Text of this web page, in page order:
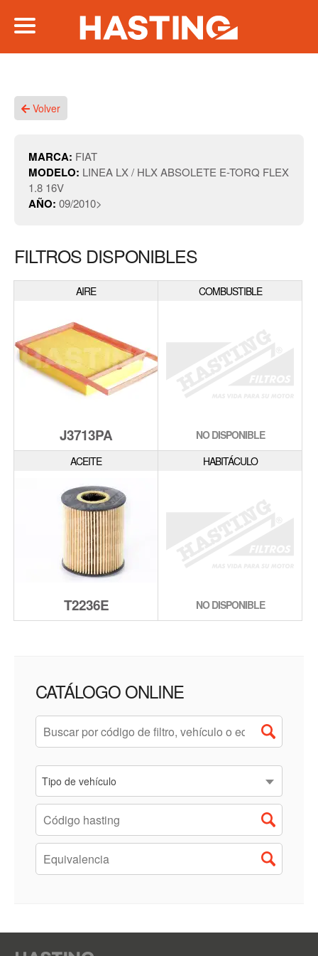
Volver
MARCA: FIAT
MODELO: LINEA LX / HLX ABSOLETE E-TORQ FLEX
1.8 16V
AÑO: 09/2010>
FILTROS DISPONIBLES
AIRE
J3713PA
COMBUSTIBLE
NO DISPONIBLE
ACEITE
T2236E
HABITÁCULO
NO DISPONIBLE
CATÁLOGO ONLINE
Tipo de vehículo